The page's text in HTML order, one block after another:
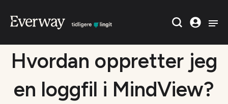
Hvordan oppretter jeg
en loggfil i MindView?